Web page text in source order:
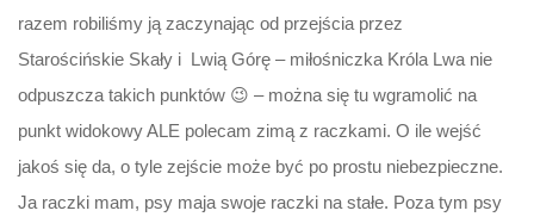
razem robiliśmy ją zaczynając od przejścia przez
Starościńskie Skały i Lwią Górę – miłośniczka Króla Lwa nie
odpuszcza takich punktów 😉 – można się tu wgramolić na
punkt widokowy ALE polecam zimą z raczkami. O ile wejść
jakoś się da, o tyle zejście może być po prostu niebezpieczne.
Ja raczki mam, psy maja swoje raczki na stałe. Poza tym psy